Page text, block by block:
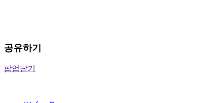
공유하기
팝업닫기